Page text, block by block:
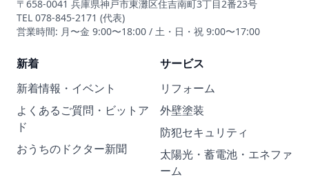
〒658-0041 兵庫県神戸市東灘区住吉南町3丁目2番23号
TEL 078-845-2171 (代表)
営業時間: 月〜金 9:00〜18:00 / 土・日・祝 9:00〜17:00
新着
新着情報・イベント
よくあるご質問・ビットア
ド
おうちのドクター新聞
サービス
リフォーム
外壁塗装
防犯セキュリティ
太陽光・蓄電池・エネファ
ーム